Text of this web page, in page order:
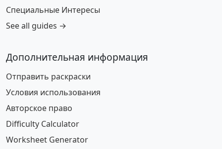
Специальные Интересы
See all guides →
Дополнительная информация
Отправить раскраски
Условия использования
Авторское право
Difficulty Calculator
Worksheet Generator